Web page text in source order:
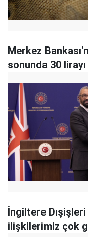
Merkez
sonunda 30
İngiltere
ilişkilerimiz çok